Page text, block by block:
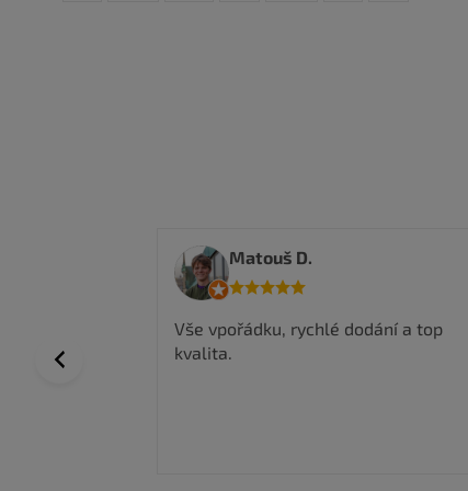
Previous
Anwar I.
Nakoupil jsem zde a jsem velmi
spokojen, kvalitní zboží a super ceny,